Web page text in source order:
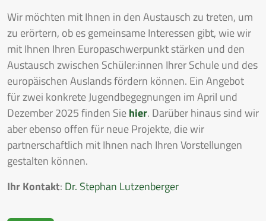
Wir möchten mit Ihnen in den Austausch zu treten, um
zu erörtern, ob es gemeinsame Interessen gibt, wie wir
mit Ihnen Ihren Europaschwerpunkt stärken und den
Austausch zwischen Schüler:innen Ihrer Schule und des
europäischen Auslands fördern können. Ein Angebot
für zwei konkrete Jugendbegegnungen im April und
Dezember 2025 finden Siehier. Darüber hinaus sind wir
aber ebenso offen für neue Projekte, die wir
partnerschaftlich mit Ihnen nach Ihren Vorstellungen
gestalten können.
Ihr Kontakt: Dr. Stephan Lutzenberger